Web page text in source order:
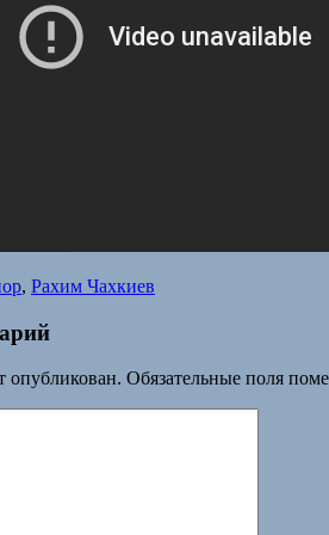
, Рахим Чахкиев
опубликован. Обязательные поля